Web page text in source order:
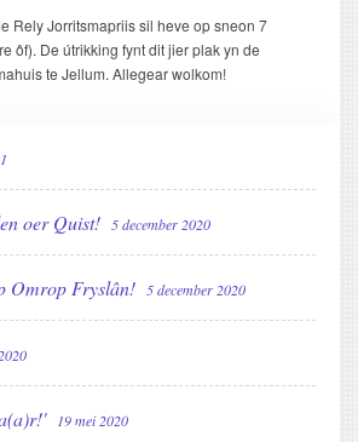
Rely Jorritsmapriis sil heve op sneon 7
ôf). De útrikking fynt dit jier plak yn de
te Jellum. Allegear wolkom!
oer Quist! 5 december 2020
Omrop Fryslân! 5 december 2020
19 mei 2020